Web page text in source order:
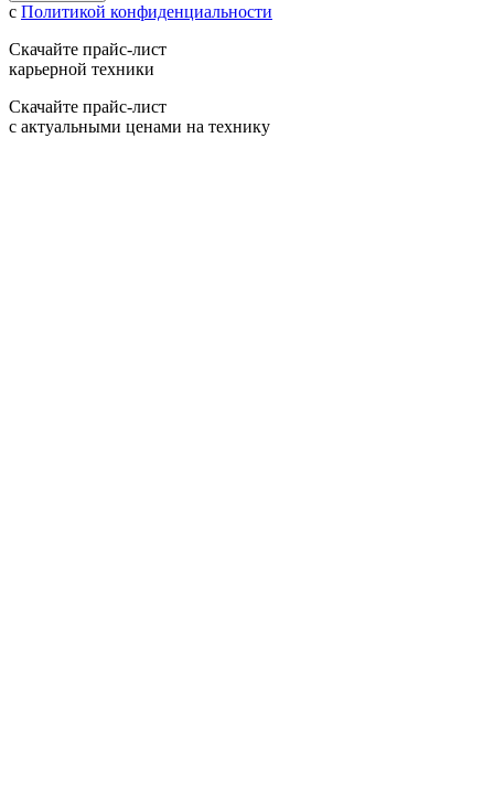
с Политикой конфиденциальности
Скачайте прайс-лист
карьерной техники
Скачайте прайс-лист
с актуальными ценами на технику